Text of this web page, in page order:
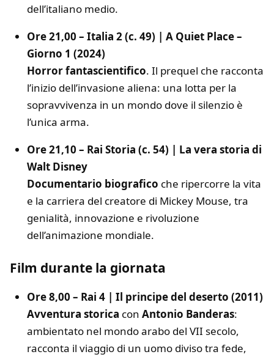
dell’italiano medio.
Ore 21,00 – Italia 2 (c. 49) | A Quiet Place –
Giorno 1 (2024)
Horror fantascientifico. Il prequel che racconta
l’inizio dell’invasione aliena: una lotta per la
sopravvivenza in un mondo dove il silenzio è
l’unica arma.
Ore 21,10 – Rai Storia (c. 54) | La vera storia di
Walt Disney
Documentario biografico che ripercorre la vita
e la carriera del creatore di Mickey Mouse, tra
genialità, innovazione e rivoluzione
dell’animazione mondiale.
Film durante la giornata
Ore 8,00 – Rai 4 | Il principe del deserto (2011)
Avventura storica con Antonio Banderas:
ambientato nel mondo arabo del VII secolo,
racconta il viaggio di un uomo diviso tra fede,